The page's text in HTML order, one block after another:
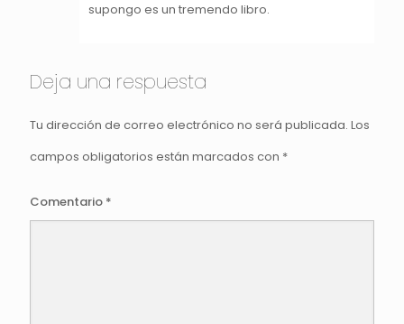
supongo es un tremendo libro.
Deja una respuesta
Tu dirección de correo electrónico no será publicada. Los
campos obligatorios están marcados con *
Comentario *